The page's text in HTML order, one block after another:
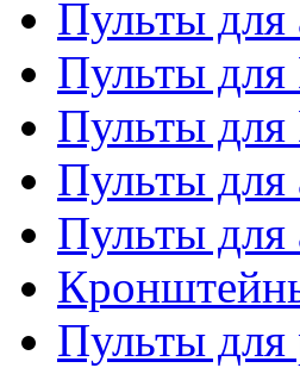
Пульты для
Пульты
Пульты
Пульты для
Пульты для
Пульты для